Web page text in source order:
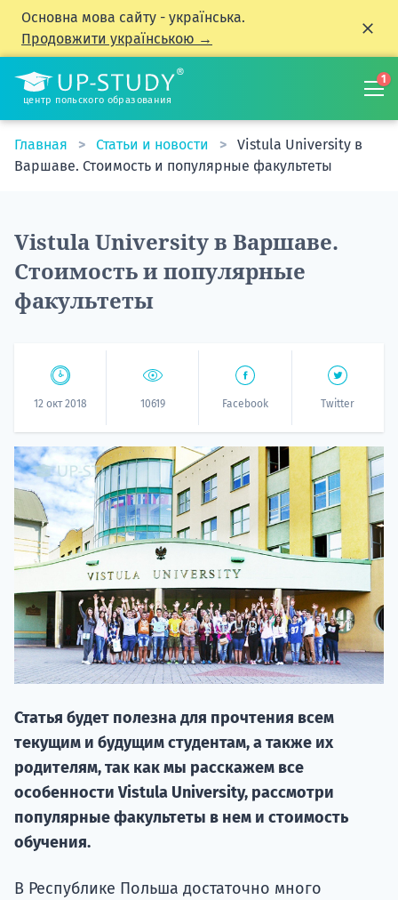
Основна мова сайту - українська.
Продовжити українською →
центр польского образования
1
Главная Статьи и новости
Vistula University в
Варшаве. Стоимость и популярные факультеты
Vistula University в Варшаве.
Стоимость и популярные
факультеты
12 окт 2018 10619 Facebook Twitter
Статья будет полезна для прочтения всем
текущим и будущим студентам, а также их
родителям, так как мы расскажем все
особенности Vistula University, рассмотри
популярные факультеты в нем и стоимость
обучения.
В Республике Польша достаточно много
20.09